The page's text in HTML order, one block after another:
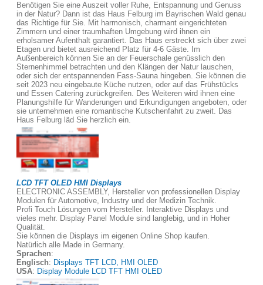
Benötigen Sie eine Auszeit voller Ruhe, Entspannung und Genuss
in der Natur? Dann ist das Haus Felburg im Bayrischen Wald genau
das Richtige für Sie. Mit harmonisch, charmant eingerichteten
Zimmern und einer traumhaften Umgebung wird ihnen ein
erholsamer Aufenthalt garantiert. Das Haus erstreckt sich über zwei
Etagen und bietet ausreichend Platz für 4-6 Gäste. Im
Außenbereich können Sie an der Feuerschale genüsslich den
Sternenhimmel betrachten und den Klängen der Natur lauschen,
oder sich der entspannenden Fass-Sauna hingeben. Sie können die
seit 2023 neu eingebaute Küche nutzen, oder auf das Frühstücks
und Essen Catering zurückgreifen. Des Weiteren wird ihnen eine
Planungshilfe für Wanderungen und Erkundigungen angeboten, oder
sie unternehmen eine romantische Kutschenfahrt zu zweit. Das
Haus Felburg läd Sie herzlich ein.
LCD TFT OLED HMI Displays
ELECTRONIC ASSEMBLY, Hersteller von professionellen Display
Modulen für Automotive, Industry und der Medizin Technik.
Profi Touch Lösungen vom Hersteller. Interaktive Displays und
vieles mehr. Display Panel Module sind langlebig, und in Hoher
Qualität.
Sie können die Displays im eigenen Online Shop kaufen.
Natürlich alle Made in Germany.
Sprachen:
Englisch: Displays TFT LCD, HMI OLED
USA: Display Module LCD TFT HMI OLED